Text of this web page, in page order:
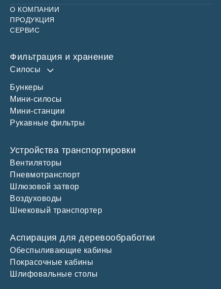
О КОМПАНИИ
ПРОДУКЦИЯ
СЕРВИС
Фильтрация и хранение
Силосы
Силос 60 м3
Силос 100 м3
Силос 150 м3
Бункеры
Мини-силосы
Мини-станции
Рукавные фильтры
Устройства транспортировки
Вентиляторы
Пневмотранспорт
Шлюзовой затвор
Воздуховоды
Шнековый транспортер
Аспирация для деревообработки
Обеспыливающие кабины
Покрасочные кабины
Шлифовальные столы